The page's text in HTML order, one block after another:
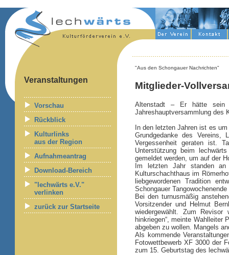
Veranstaltungen
Vorschau
Rückblick
Kulturlinks
aus der Region
Aufnahmeantrag
Download-Bereich
"lechwärts e.V."
verlinken
zurück zur Startseite
"Aus den Schongauer Nachrichten"
Mitglieder-
Altenstadt – Er hätte sein
Jahreshauptversammlung des
In den letzten Jahren ist es
Grundgedanke des
Vergessenheit geraten ist.
Unterstützung beim
gemeldet werden, um auf der
Im letzten Jahr standen an
Kulturschachthaus im
liebgewordenen Tradition
Schongauer
Bei den turnusmäßig
Vorsitzender und Helmut
wiedergewählt. Zum
hinkriegen“, meinte Wahlleiter
abgeben zu wollen. Mangels
Als kommende
Fotowettbewerb XF 3000 der
zum 15. Geburtstag des